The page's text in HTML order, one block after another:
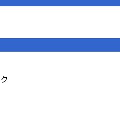
ご案内
information.html
の「セットアップガイド(PDF)」
時間 10：00〜12：00/13：00〜15：